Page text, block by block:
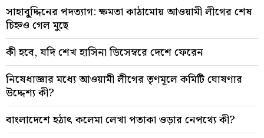
সাহাবু্দ্দিনের পদত্যাগ: ক্ষমতা কাঠামোয় আওয়ামী লীগের শেষ
চিহ্নও গেল মুছে
কী হবে, যদি শেখ হাসিনা ডিসেম্বরে দেশে ফেরেন
নিষেধাজ্ঞার মধ্যে আওয়ামী লীগের তৃণমূলে কমিটি ঘোষণার
উদ্দেশ্য কী?
বাংলাদেশে হঠাৎ কলেমা লেখা পতাকা ওড়ার নেপথ্যে কী?